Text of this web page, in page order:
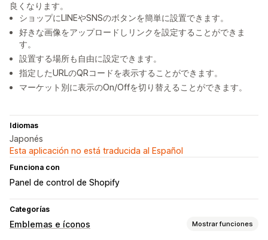
良くなります。
ショップにLINEやSNSのボタンを簡単に設置できます。
好きな画像をアップロードしリンクを設定することができま
す。
設置する場所も自由に設定できます。
指定したURLのQRコードを表示することができます。
マーケット別に表示のOn/Offを切り替えることができます。
Idiomas
Japonés
Esta aplicación no está traducida al Español
Funciona con
Panel de control de Shopify
Categorías
Emblemas e íconos Mostrar funciones